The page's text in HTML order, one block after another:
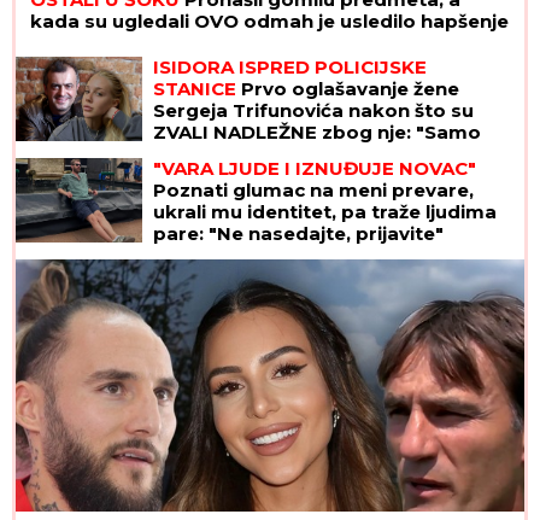
kada su ugledali OVO odmah je usledilo hapšenje
ISIDORA ISPRED POLICIJSKE
STANICE Prvo oglašavanje žene
Sergeja Trifunovića nakon što su
ZVALI NADLEŽNE zbog nje: "Samo
"VARA LJUDE I IZNUĐUJE NOVAC"
Poznati glumac na meni prevare,
ukrali mu identitet, pa traže ljudima
pare: "Ne nasedajte, prijavite"